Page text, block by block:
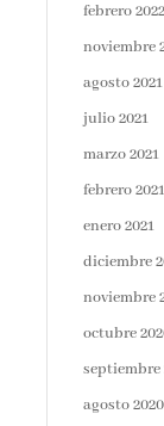
febrero 2022
noviembre
agosto 2021
julio 2021
marzo 2021
febrero 2021
enero 2021
diciembre
noviembre
octubre
septiembre
agosto 2020